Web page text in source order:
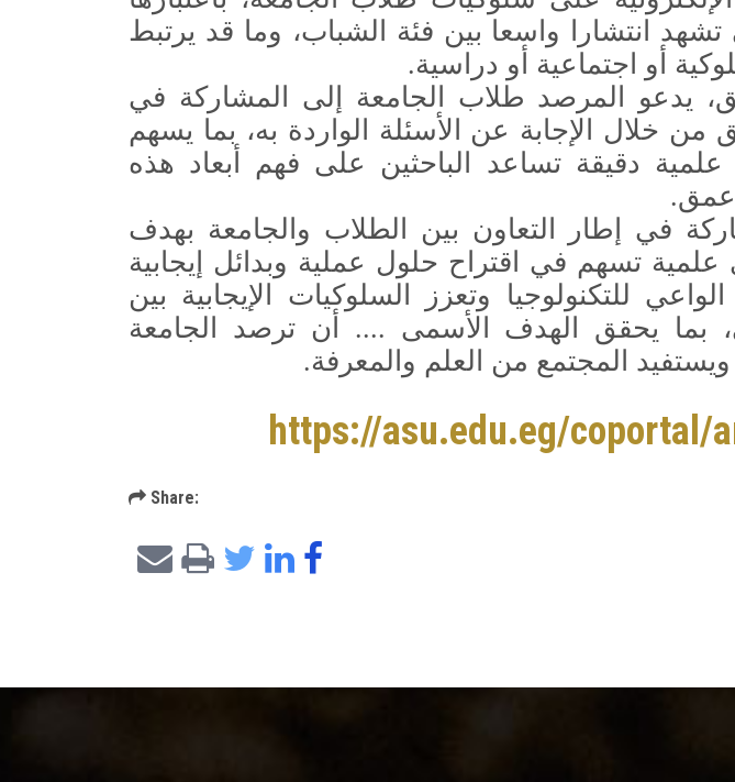
انتشارا واسعا بين فئة الشباب، وما قد يرتبط
أو اجتماعية أو دراسية.
يدعو المرصد طلاب الجامعة إلى المشاركة في
من خلال الإجابة عن الأسئلة الواردة به، بما يسهم
علمية دقيقة تساعد الباحثين على فهم أبعاد هذه
في إطار التعاون بين الطلاب والجامعة بهدف
تسهم في اقتراح حلول عملية وبدائل إيجابية
للتكنولوجيا وتعزز السلوكيات الإيجابية بين
بما يحقق الهدف الأسمى .... أن ترصد الجامعة
المجتمع من العلم والمعرفة.
https://asu.edu.eg/coportal/
Share: